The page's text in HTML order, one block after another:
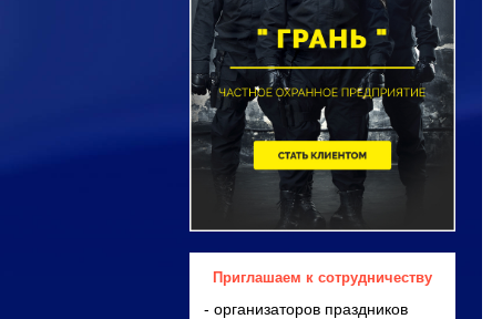
Приглашаем к сотрудничеству
- организаторов праздников